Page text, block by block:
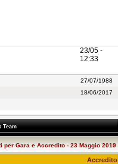
23/05 -
12:33
27/07/1988
18/06/2017
Team
per Gara e Accredito - 23 Maggio 2019
Accredito